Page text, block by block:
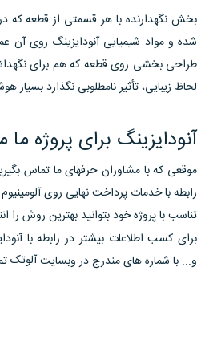
بخش نگهدارنده با هر قسمتی از قطعه که
شده و مواد شیمیایی آنودایزینگ روی آن
طراحی بخشی روی قطعه که هم برای
لحاظ زیبایی، تأثیر نامطلوبی نگذارد بسیار
آنودایزینگ برای پروژه
موقعی که با مشاوران حرفهای ما تماس
رابطه با خدمات پرداخت نهایی روی
تناسب با پروژه خود بتوانید بهترین روش را
برای کسب اطلاعات بیشتر در رابطه با
و... با شماره های مندرج در وبسایتآلوتک